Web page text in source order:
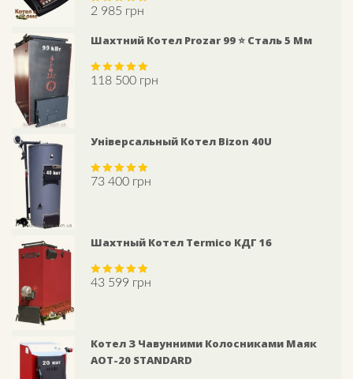
Rated 5.00
out of 5
2 985 грн
Шахтний Котел Prozar 99 ⭐ Сталь 5 Мм
Rated5.00
118 500 грн
Універсальный Котел Bizon 40U
Rated5.00
73 400 грн
Шахтный Котел Termico КДГ 16
Rated5.00
43 599 грн
Котел З Чавунними Колосниками Маяк
АОТ-20 STANDARD